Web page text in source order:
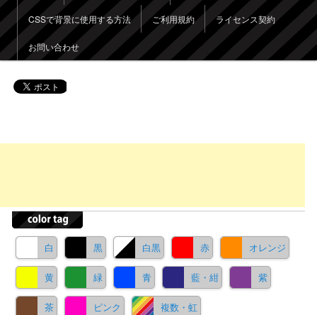
CSSで背景に使用する方法 ご利用規約 ライセンス契約
お問い合わせ
白 黒 白黒 赤 オレンジ
黄 緑 青 藍・紺 紫
茶 ピンク 複数・虹